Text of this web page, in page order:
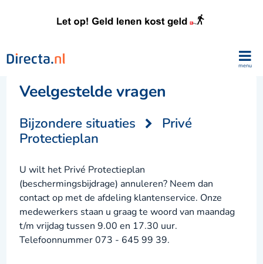
menu
Veelgestelde vragen
Bijzondere situaties
Privé
Protectieplan
U wilt het Privé Protectieplan
(beschermingsbijdrage) annuleren? Neem dan
contact op met de afdeling klantenservice. Onze
medewerkers staan u graag te woord van maandag
t/m vrijdag tussen 9.00 en 17.30 uur.
Telefoonnummer 073 - 645 99 39.